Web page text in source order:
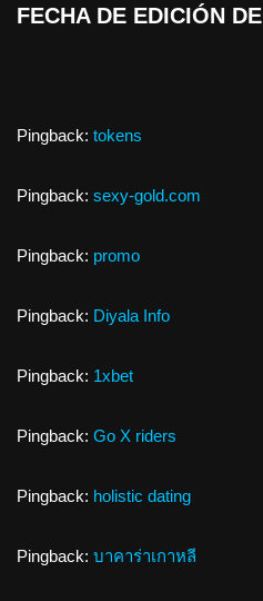
FECHA DE EDICIÓN
Pingback: tokens
Pingback: sexy-gold.com
Pingback: promo
Pingback: Diyala Info
Pingback: 1xbet
Pingback: Go X riders
Pingback: holistic dating
Pingback: บาคาร่าเกาหลี